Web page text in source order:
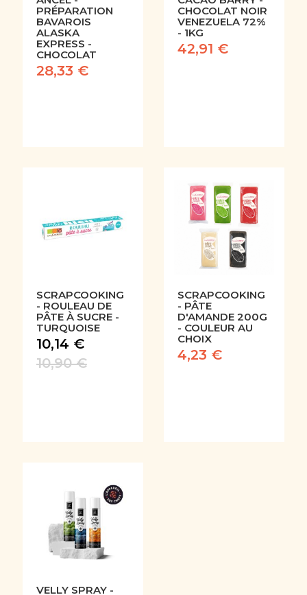
PRÉPARATION
BAVAROIS
ALASKA
EXPRESS -
CHOCOLAT
28,33 €
CHOCOLAT NOIR
VENEZUELA 72%
- 1KG
42,91 €
SCRAPCOOKING
- ROULEAU DE
PÂTE À SUCRE -
TURQUOISE
10,14 €
10,90 €
SCRAPCOOKING
- PÂTE
D'AMANDE 200G
- COULEUR AU
CHOIX
4,23 €
VELLY SPRAY -